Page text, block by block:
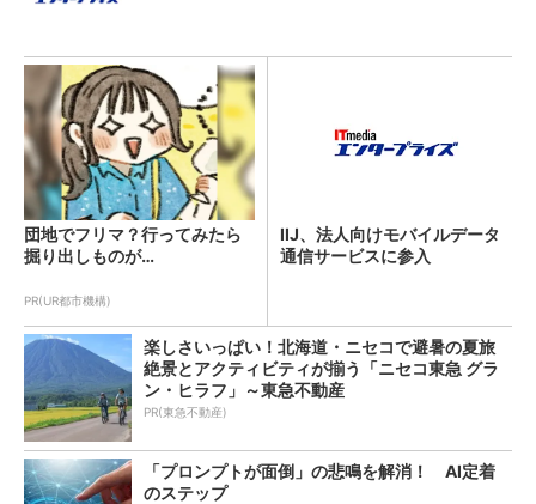
団地でフリマ？行ってみたら
掘り出しものが…
PR(UR都市機構)
IIJ、法人向けモバイルデータ
通信サービスに参入
楽しさいっぱい！北海道・ニセコで避暑の夏旅
絶景とアクティビティが揃う「ニセコ東急 グラ
ン・ヒラフ」～東急不動産
PR(東急不動産)
「プロンプトが面倒」の悲鳴を解消！ AI定着
のステップ